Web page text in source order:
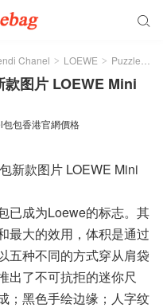

Chanel > LOEWE > Puzzle 手袋
图片 LOEWE Mini
包香港官網價格
新款图片 LOEWE Mini
已成为Loewe的标志。其
最大的效用，体积是通过
五种不同的方式穿从肩袋
出了不可抗拒的迷你尺
；黑色手绘边缘；人字纹